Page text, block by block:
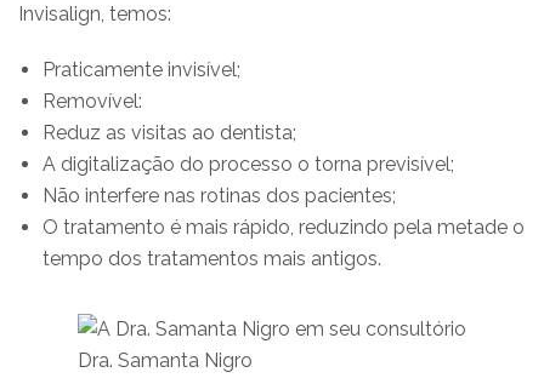
Invisalign, temos:
Praticamente invisível;
Removível:
Reduz as visitas ao dentista;
A digitalização do processo o torna previsível;
Não interfere nas rotinas dos pacientes;
O tratamento é mais rápido, reduzindo pela metade o
tempo dos tratamentos mais antigos.
Dra. Samanta Nigro